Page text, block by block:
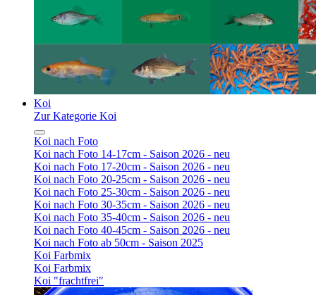
Koi
Zur Kategorie Koi
Koi nach Foto
Koi nach Foto 14-17cm - Saison 2026 - neu
Koi nach Foto 17-20cm - Saison 2026 - neu
Koi nach Foto 20-25cm - Saison 2026 - neu
Koi nach Foto 25-30cm - Saison 2026 - neu
Koi nach Foto 30-35cm - Saison 2026 - neu
Koi nach Foto 35-40cm - Saison 2026 - neu
Koi nach Foto 40-45cm - Saison 2026 - neu
Koi nach Foto ab 50cm - Saison 2025
Koi Farbmix
Koi Farbmix
Koi "frachtfrei"